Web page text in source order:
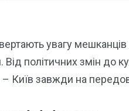
увагу мешканців
Від політичних змін до
– Київ завжди на